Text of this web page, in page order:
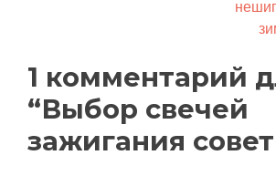
1 комментарий
“Выбор свечей
зажигания